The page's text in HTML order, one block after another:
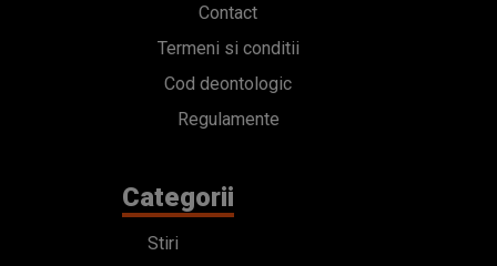
Contact
Termeni si conditii
Cod deontologic
Regulamente
Categorii
Stiri